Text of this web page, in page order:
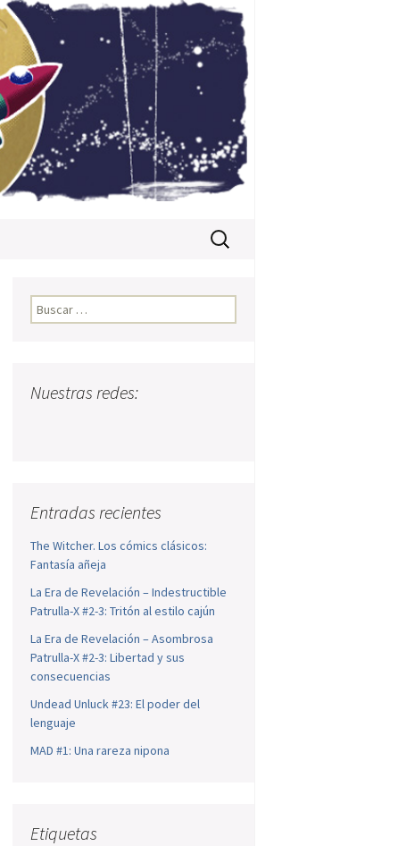
Buscar:
Buscar:
Nuestras redes:
Entradas recientes
The Witcher. Los cómics clásicos:
Fantasía añeja
La Era de Revelación – Indestructible
Patrulla-X #2-3: Tritón al estilo cajún
La Era de Revelación – Asombrosa
Patrulla-X #2-3: Libertad y sus
consecuencias
Undead Unluck #23: El poder del
lenguaje
MAD #1: Una rareza nipona
Etiquetas